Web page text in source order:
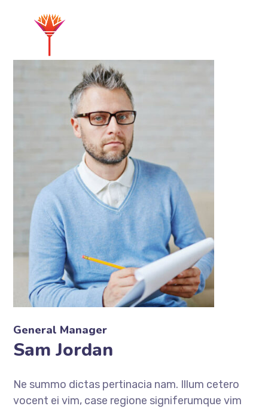
General Manager
Sam Jordan
Ne summo dictas pertinacia nam. Illum cetero
vocent ei vim, case regione signiferumque vim